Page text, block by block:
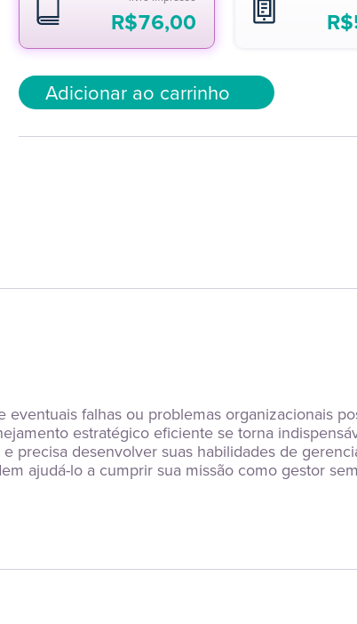
R$76,00 R$
Adicionar ao carrinho
falhas ou problemas organizacionais
estratégico eficiente se torna
precisa desenvolver suas habilidades de
ajudá-lo a cumprir sua missão como gestor